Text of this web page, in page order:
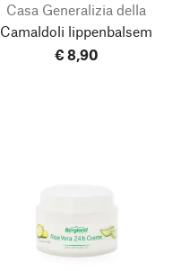
Casa Generalizia della
Camaldoli lippenbalsem
€ 8,90